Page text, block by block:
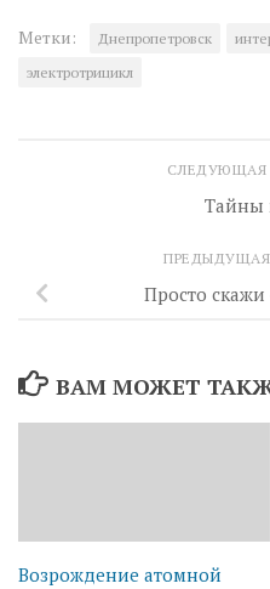
Метки: Днепропетровск
электротрицикл
СЛЕДУЮЩАЯ
Тайны
Просто скажи
ВАМ МОЖЕТ
Возрождение атомной